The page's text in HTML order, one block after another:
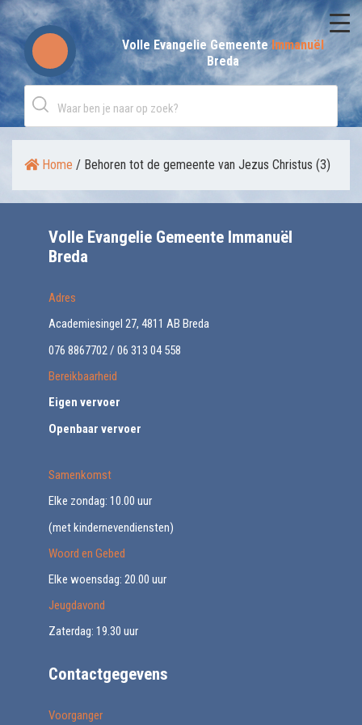
Skip
to
content
Volle Evangelie GemeenteImmanuël
Breda
Home / Behoren tot de gemeente van Jezus Christus (3)
Volle Evangelie Gemeente Immanuël
Breda
Adres
Academiesingel 27, 4811 AB Breda
076 8867702 / 06 313 04 558
Bereikbaarheid
Eigen vervoer
Openbaar vervoer
Samenkomst
Elke zondag: 10.00 uur
(met kindernevendiensten)
Woord en Gebed
Elke woensdag: 20.00 uur
Jeugdavond
Zaterdag: 19.30 uur
Contactgegevens
Voorganger